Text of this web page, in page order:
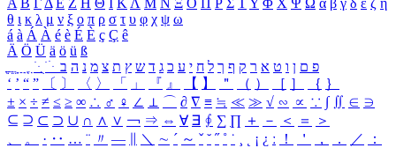
Α Β ΓΔ Ε Ζ Η Θ Ι ΚΛ Μ Ν Ξ Ο Π Ρ Σ ΤΥ Φ Χ Ψ Ω α β γ δ ε ζ η
θ ι κ λ μ ν ξ ο π ρ σ τ υ φ χ ψ ω
á à Á À é è É È ç Ç ê
Ä Ö Ü ä ö ü ß
ִֶֹ ֻּ ׁׂ פ ם ן ו ט א ר ק ף ך ל ח י ע כ ג ד ש ץ ת צ מ נ ה ב
‘ ’ “ ” 〔 〕 〈 〉 「 」 『 』 【 】 ＂ （ ） ［ ］ ｛ ｝
± × ÷ ≠ ≤ ≥ ∞ ∴ ♂ ♀ ∠ ⊥ ⌒ ∂ ∇ ≡ ≒ ≪ ≫ √ ∽ ∝ ∵ ∫ ∬ ∈ ∋
⊆ ⊇ ⊂ ⊃ ∪ ∩ ∧ ∨ ￢ ⇒ ⇔ ∀ ∃ ∮ ∑ ∏ ＋ － ＜ ＝
＞
、
。 · ‥ … ¨ 〃 ― ＼ ∼ ´ ～ ˇ ˘ ˝ ˚ ˙ ¸ ¡ ¿ ː ！ ＇ ， ． ／
：